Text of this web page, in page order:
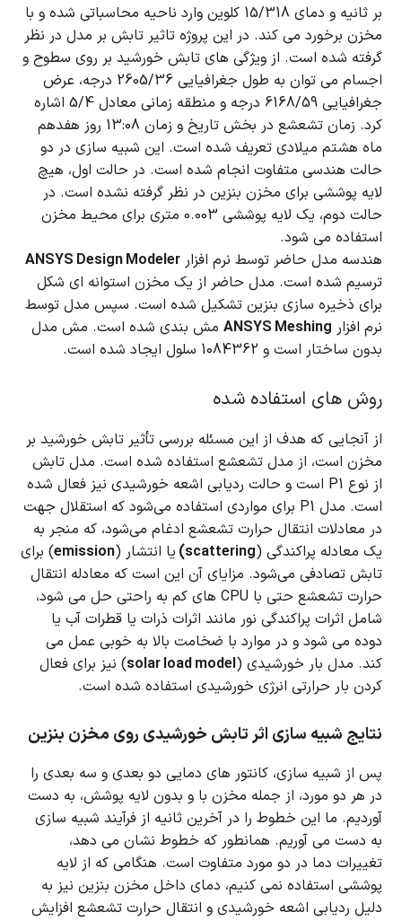
بر ثانیه و دمای 15/318 کلوین وارد ناحیه محاسباتی شده و با
مخزن برخورد می کند. در این پروژه تاثیر تابش بر مدل در نظر
گرفته شده است. از ویژگی های تابش خورشید بر روی سطوح و
اجسام می توان به طول جغرافیایی 2605/36 درجه، عرض
جغرافیایی 6168/59 درجه و منطقه زمانی معادل 5/4 اشاره
کرد.
زمان تشعشع در بخش تاریخ و زمان 13:08 روز هفدهم
ماه هشتم میلادی تعریف شده است. این شبیه سازی در دو
حالت هندسی متفاوت انجام شده است. در حالت اول، هیچ
لایه پوششی برای مخزن بنزین در نظر گرفته نشده است. در
حالت دوم، یک لایه پوششی 0.003 متری برای محیط مخزن
استفاده می شود.
هندسه مدل حاضر توسط نرم افزارANSYS Design Modeler
ترسیم شده است. مدل حاضر از یک مخزن استوانه ای شکل
برای ذخیره سازی بنزین تشکیل شده است. سپس مدل توسط
نرم افزار ANSYS Meshing مش بندی شده است. مش مدل
بدون ساختار است و 1084362 سلول ایجاد شده است.
روش های استفاده شده
از آنجایی که هدف از این مسئله بررسی تأثیر تابش خورشید بر
مخزن است، از مدل تشعشع استفاده شده است. مدل تابش
از نوع P1 است و حالت ردیابی اشعه خورشیدی نیز فعال شده
است.
مدل P1 برای مواردی استفاده می‌شود که استقلال جهت
در معادلات انتقال حرارت تشعشع ادغام می‌شود، که منجر به
یک معادله پراکندگی (scattering) یا انتشار (emission) برای
تابش تصادفی می‌شود. مزایای آن این است که معادله انتقال
حرارت تشعشع حتی با CPU های کم به راحتی حل می شود،
شامل اثرات پراکندگی نور مانند اثرات ذرات یا قطرات آب یا
دوده می شود و در موارد با ضخامت بالا به خوبی عمل می
کند. مدل بار خورشیدی (solar load model) نیز برای فعال
کردن بار حرارتی انرژی خورشیدی استفاده شده است.
نتایج شبیه سازی اثر تابش خورشیدی روی مخزن بنزین
پس از شبیه سازی، کانتور های دمایی دو بعدی و سه بعدی را
در هر دو مورد، از جمله مخزن با و بدون لایه پوشش، به دست
آوردیم. ما این خطوط را در آخرین ثانیه از فرآیند شبیه سازی
به دست می آوریم. همانطور که خطوط نشان می دهد،
تغییرات دما در دو مورد متفاوت است. هنگامی که از لایه
پوششی استفاده نمی کنیم، دمای داخل مخزن بنزین نیز به
دلیل ردیابی اشعه خورشیدی و انتقال حرارت تشعشع افزایش